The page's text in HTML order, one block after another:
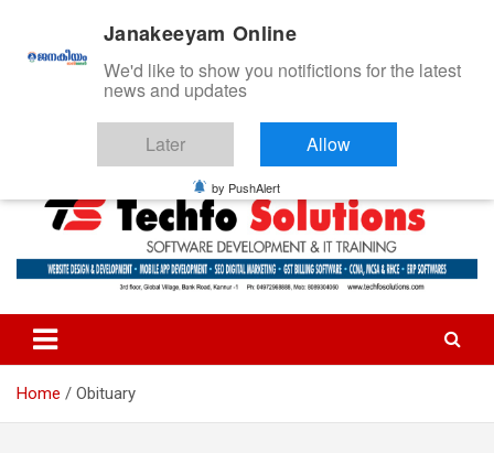
n
ജനകീയം ഓൺ‌ലൈൻ
Home Obituary
Janakeeyam Online
We'd like to show you notifictions for the latest
news and updates
Later Allow
by PushAlert